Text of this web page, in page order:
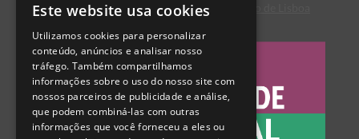
Centro de Arbitragem de Conflitos de Consumo de Lisboa
PORTUGUESE
ENGLISH
SPANISH
Este website usa cookies
Utilizamos cookies para personalizar
conteúdo, anúncios e analisar nosso
tráfego. Também compartilhamos
informações sobre o uso do nosso site com
nossos parceiros de publicidade e análise,
que podem combiná-las com outras
informações que você forneceu a eles ou